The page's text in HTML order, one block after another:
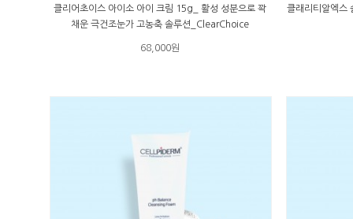
클리어초이스 아이소 아이 크림 15g_ 활성 성분으로 꽉
채운 극건조눈가 고농축 솔루션_ClearChoice
68,000원
클래리티알엑스